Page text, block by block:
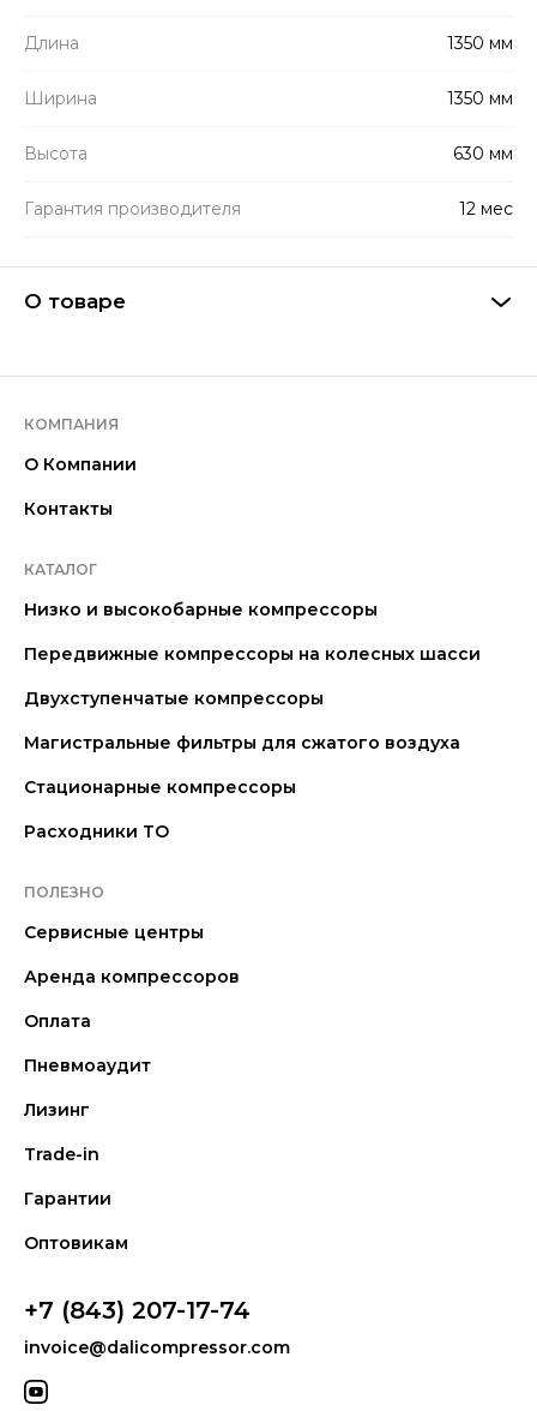
Длина 1350 мм
Ширина 1350 мм
Высота 630 мм
Гарантия производителя 12 мес
О товаре
КОМПАНИЯ
О Компании
Контакты
КАТАЛОГ
Низко и высокобарные компрессоры
Передвижные компрессоры на колесных шасси
Двухступенчатые компрессоры
Магистральные фильтры для сжатого воздуха
Стационарные компрессоры
Расходники ТО
ПОЛЕЗНО
Сервисные центры
Аренда компрессоров
Оплата
Пневмоаудит
Лизинг
Trade-in
Гарантии
Оптовикам
+7 (843) 207-17-74
invoice@dalicompressor.com